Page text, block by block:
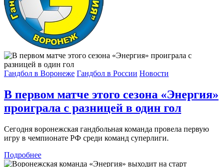
Гандбол в Воронеже Гандбол в России Новости
В первом матче этого сезона «Энергия»
проиграла с разницей в один гол
Сегодня воронежская гандбольная команда провела первую
игру в чемпионате РФ среди команд суперлиги.
Подробнее